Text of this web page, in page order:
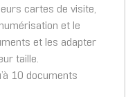
cartes de visite,
et le
et les adapter
taille.
10 documents